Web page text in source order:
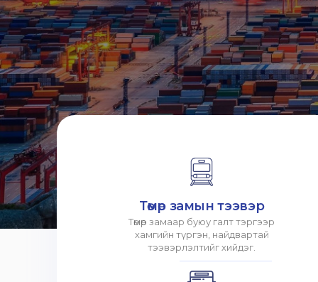
Төмөр замын тээвэр
Төмөр замаар буюу галт тэргээр
хамгийн түргэн, найдвартай
тээвэрлэлтийг хийдэг.